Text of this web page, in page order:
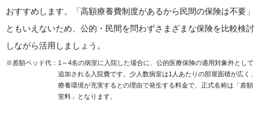
おすすめします。「高額療養費制度があるから民間の保険は不要」
ともいえないため、公的・民間を問わずさまざまな保険を比較検討
しながら活用しましょう。
※差額ベッド代： 1～4名の病室に入院した場合に、公的医療保険の適用対象外として
追加される入院費です。少人数病室は1人あたりの部屋面積が広く、
療養環境が充実するとの理由で発生する料金で、正式名称は「差額
室料」となります。